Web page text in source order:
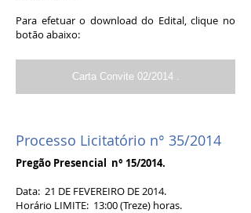
Para efetuar o download do Edital, clique no
botão abaixo:
Carta Convite 02/2014 .
Processo Licitatório n° 35/2014
Pregão Presencial n° 15/2014.
Data: 21 DE FEVEREIRO DE 2014.
Horário LIMITE: 13:00 (Treze) horas.